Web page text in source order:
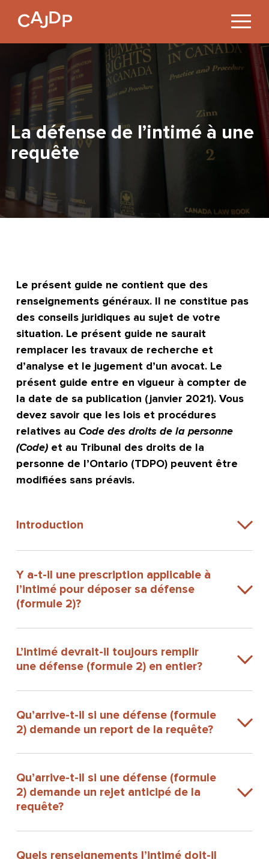
La défense de l’intimé à une
requête
Le présent guide ne contient que des
renseignements généraux. Il ne constitue pas
des conseils juridiques au sujet de votre
situation. Le présent guide ne saurait
remplacer les travaux de recherche et
d’analyse et le jugement d’un avocat. Le
présent guide entre en vigueur à compter de
la date de sa publication (janvier 2021). Vous
devez savoir que les lois et procédures
relatives au Code des droits de la personne
(Code) et au Tribunal des droits de la
personne de l’Ontario (TDPO) peuvent être
modifiées sans préavis.
Introduction
Y a-t-il une prescription applicable à
l’intimé pour déposer sa défense
(formule 2)?
L’intimé devrait-il toujours remplir
une défense (formule 2) en entier?
Qu’arrive-t-il si une défense (formule
2) demande un report de la requête?
Qu’arrive-t-il si une défense (formule
2) demande un rejet anticipé de la
requête?
Quels renseignements l’intimé doit-il